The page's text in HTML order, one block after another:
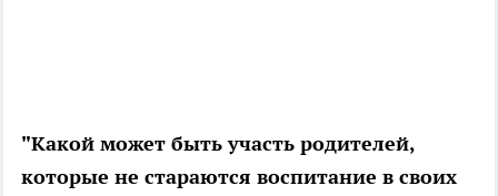
"Какой может быть участь родителей,
которые не стараются воспитание в своих